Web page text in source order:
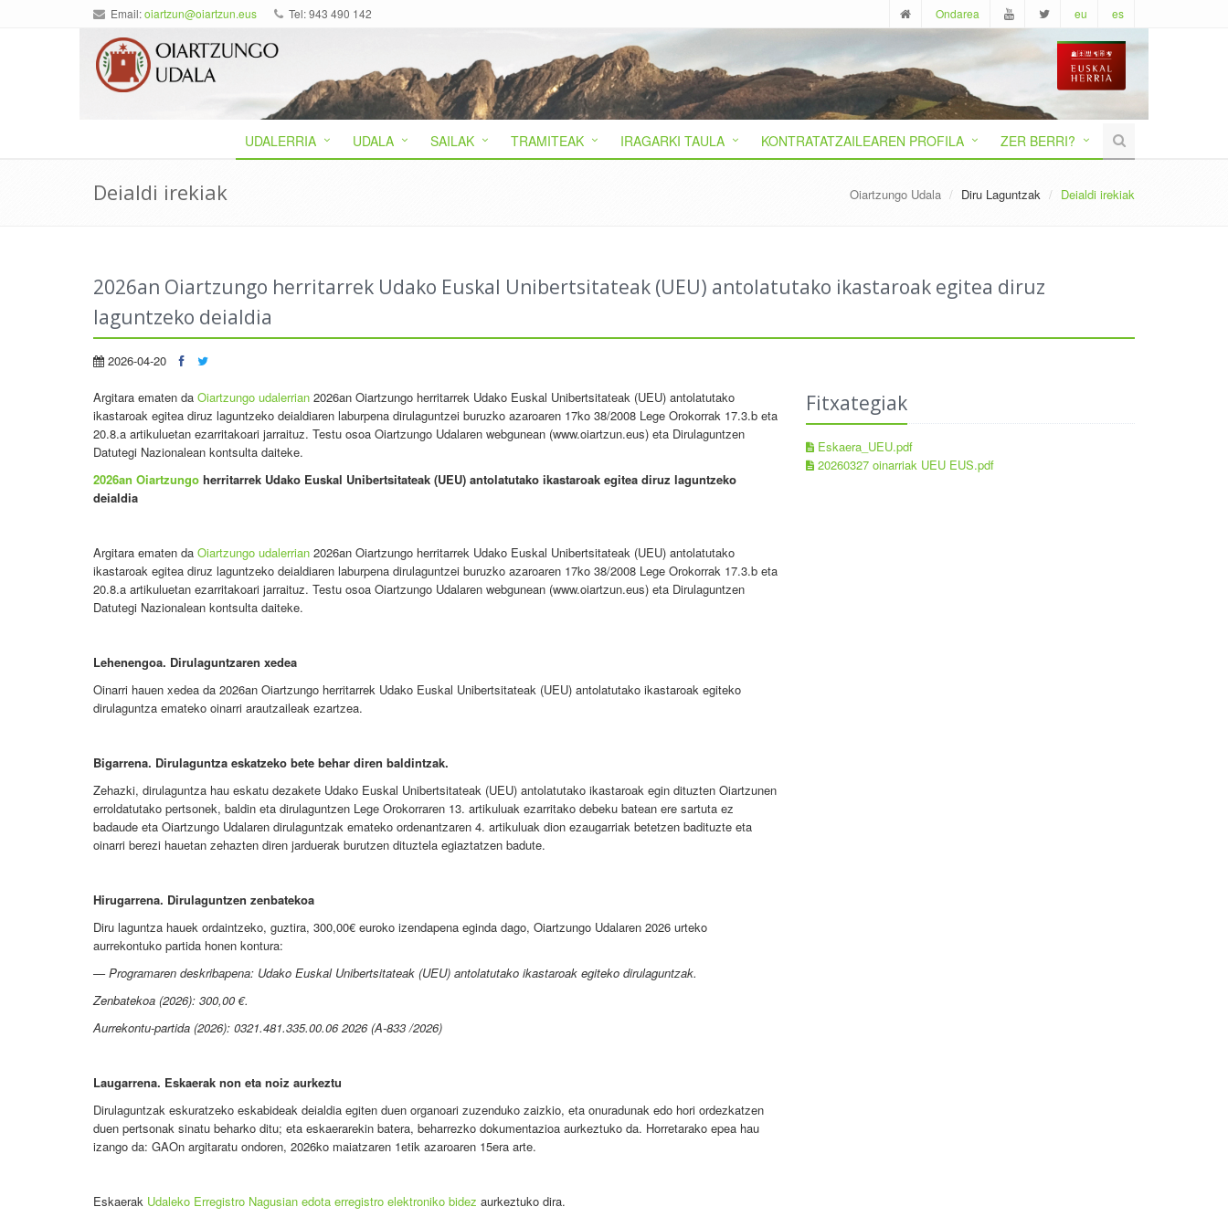
Email:oiartzun@oiartzun.eus Tel: 943 490 142 Ondarea eu es
UDALERRIA UDALA SAILAK TRAMITEAK IRAGARKI TAULA KONTRATATZAILEAREN PROFILA ZER BERRI?
Deialdi irekiak Oiartzungo Udala Diru Laguntzak Deialdi irekiak
2026an Oiartzungo herritarrek Udako Euskal Unibertsitateak (UEU) antolatutako ikastaroak egitea diruz
laguntzeko deialdia
2026-04-20
Argitara ematen da Oiartzungo udalerrian 2026an Oiartzungo herritarrek Udako Euskal Unibertsitateak (UEU) antolatutako
ikastaroak egitea diruz laguntzeko deialdiaren laburpena dirulaguntzei buruzko azaroaren 17ko 38/2008 Lege Orokorrak 17.3.b eta
20.8.a artikuluetan ezarritakoari jarraituz. Testu osoa Oiartzungo Udalaren webgunean (www.oiartzun.eus) eta Dirulaguntzen
Datutegi Nazionalean kontsulta daiteke.
2026an Oiartzungo herritarrek Udako Euskal Unibertsitateak (UEU) antolatutako ikastaroak egitea diruz laguntzeko
deialdia
Argitara ematen da Oiartzungo udalerrian 2026an Oiartzungo herritarrek Udako Euskal Unibertsitateak (UEU) antolatutako
ikastaroak egitea diruz laguntzeko deialdiaren laburpena dirulaguntzei buruzko azaroaren 17ko 38/2008 Lege Orokorrak 17.3.b eta
20.8.a artikuluetan ezarritakoari jarraituz. Testu osoa Oiartzungo Udalaren webgunean (www.oiartzun.eus) eta Dirulaguntzen
Datutegi Nazionalean kontsulta daiteke.
Lehenengoa. Dirulaguntzaren xedea
Oinarri hauen xedea da 2026an Oiartzungo herritarrek Udako Euskal Unibertsitateak (UEU) antolatutako ikastaroak egiteko
dirulaguntza emateko oinarri arautzaileak ezartzea.
Bigarrena. Dirulaguntza eskatzeko bete behar diren baldintzak.
Zehazki, dirulaguntza hau eskatu dezakete Udako Euskal Unibertsitateak (UEU) antolatutako ikastaroak egin dituzten Oiartzunen
erroldatutako pertsonek, baldin eta dirulaguntzen Lege Orokorraren 13. artikuluak ezarritako debeku batean ere sartuta ez
badaude eta Oiartzungo Udalaren dirulaguntzak emateko ordenantzaren 4. artikuluak dion ezaugarriak betetzen badituzte eta
oinarri berezi hauetan zehazten diren jarduerak burutzen dituztela egiaztatzen badute.
Hirugarrena. Dirulaguntzen zenbatekoa
Diru laguntza hauek ordaintzeko, guztira, 300,00€ euroko izendapena eginda dago, Oiartzungo Udalaren 2026 urteko
aurrekontuko partida honen kontura:
— Programaren deskribapena: Udako Euskal Unibertsitateak (UEU) antolatutako ikastaroak egiteko dirulaguntzak.
Zenbatekoa (2026): 300,00 €.
Aurrekontu-partida (2026): 0321.481.335.00.06 2026 (A-833 /2026)
Laugarrena. Eskaerak non eta noiz aurkeztu
Dirulaguntzak eskuratzeko eskabideak deialdia egiten duen organoari zuzenduko zaizkio, eta onuradunak edo hori ordezkatzen
duen pertsonak sinatu beharko ditu; eta eskaerarekin batera, beharrezko dokumentazioa aurkeztuko da. Horretarako epea hau
izango da: GAOn argitaratu ondoren, 2026ko maiatzaren 1etik azaroaren 15era arte.
Eskaerak Udaleko Erregistro Nagusian edota erregistro elektroniko bidez aurkeztuko dira.
Fitxategiak
Eskaera_UEU.pdf
20260327 oinarriak UEU EUS.pdf